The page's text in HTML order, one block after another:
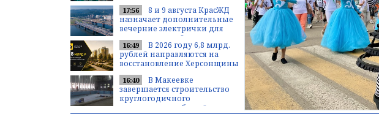
17:56
8 и 9 августа КрасЖД
назначает дополнительные
вечерние электрички для
доставки гостей
туристического фестиваля в...
16:49
В 2026 году 6,8 млрд.
рублей направляются на
восстановление Херсонщины
16:40
В Макеевке
завершается строительство
круглогодичного
плавательного бассейна